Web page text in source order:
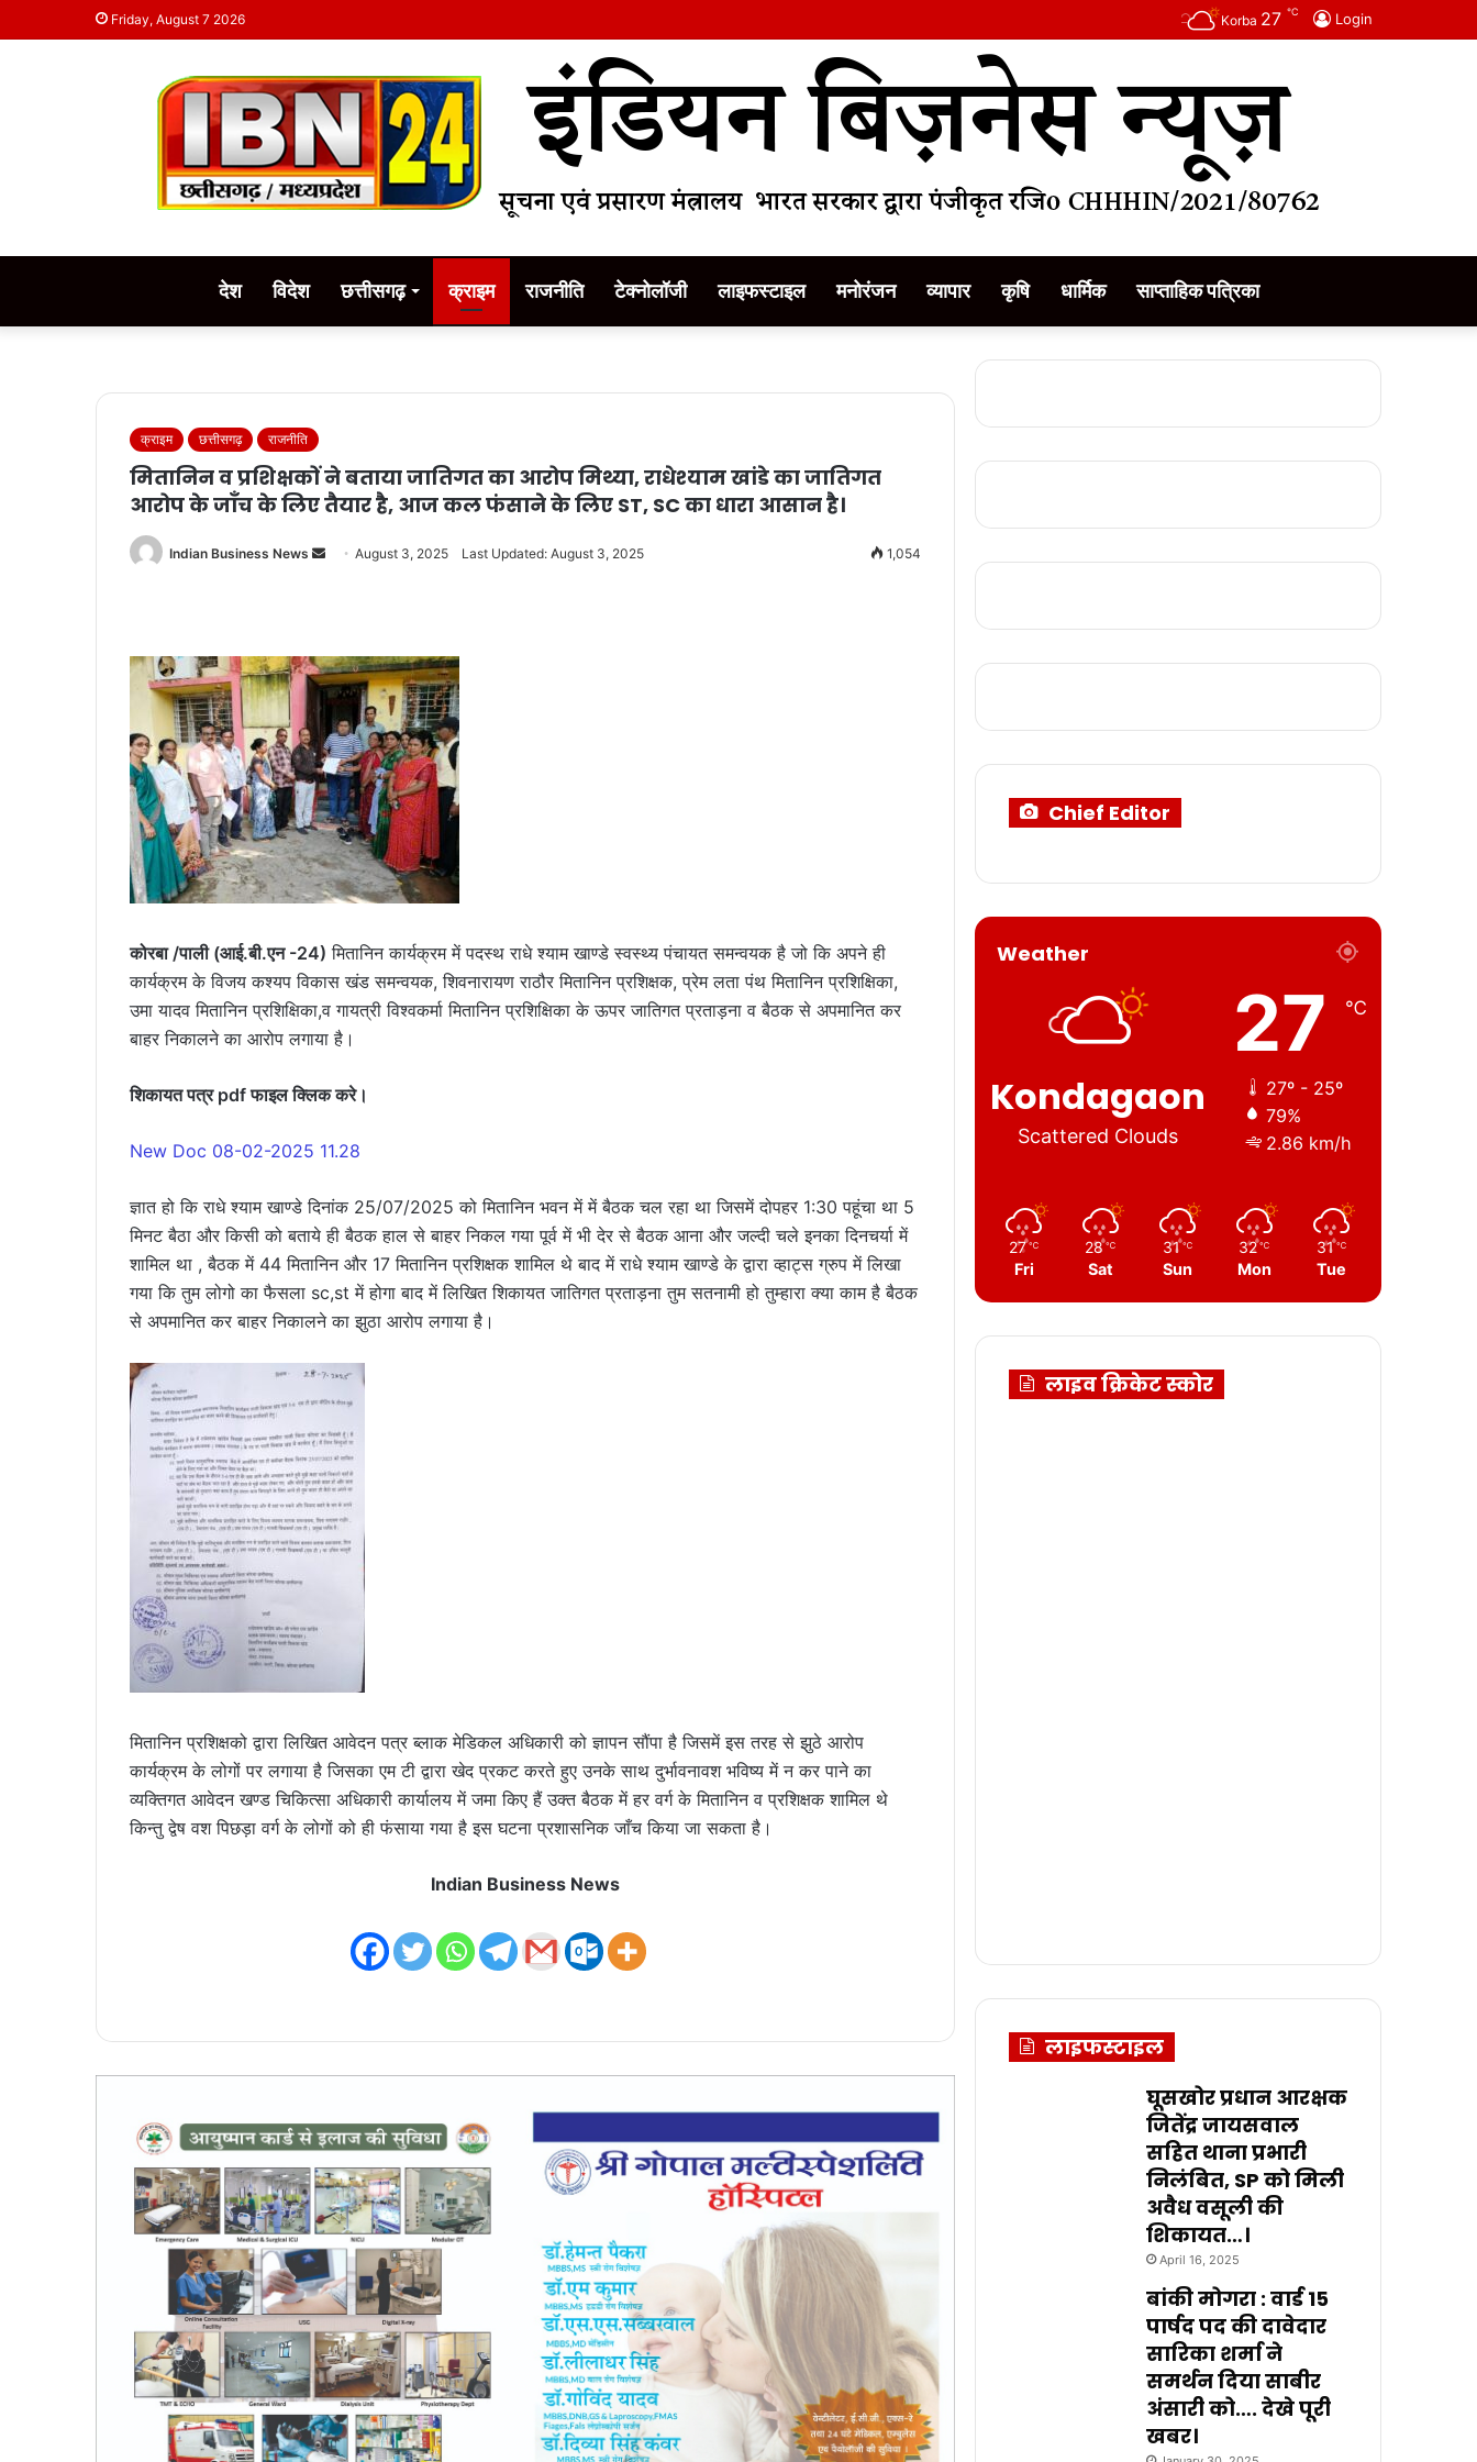
Friday, August 7 2026 Login
Korba 27 ℃
देश विदेश छत्तीसगढ़ क्राइम राजनीति टेक्नोलॉजी लाइफस्टाइल मनोरंजन व्यापार कृषि धार्मिक साप्ताहिक पत्रिका
क्राइम छत्तीसगढ़ राजनीति
मितानिन व प्रशिक्षकों ने बताया जातिगत का आरोप मिथ्या, राधेश्याम खांडे का जातिगत
आरोप के जाँच के लिए तैयार है, आज कल फंसाने के लिए ST, SC का धारा आसान है।
Indian Business News
SendAugust 3, 2025 Last Updated: August 3, 2025 1,054
कोरबा /पाली (आई.बी.एन -24) मितानिन कार्यक्रम में पदस्थ राधे श्याम खाण्डे स्वस्थ्य पंचायत समन्वयक है जो कि अपने ही
कार्यक्रम के विजय कश्यप विकास खंड समन्वयक, शिवनारायण राठौर मितानिन प्रशिक्षक, प्रेम लता पंथ मितानिन प्रशिक्षिका,
उमा यादव मितानिन प्रशिक्षिका,व गायत्री विश्वकर्मा मितानिन प्रशिक्षिका के ऊपर जातिगत प्रताड़ना व बैठक से अपमानित कर
बाहर निकालने का आरोप लगाया है।
शिकायत पत्र pdf फाइल क्लिक करे।
New Doc 08-02-2025 11.28
ज्ञात हो कि राधे श्याम खाण्डे दिनांक 25/07/2025 को मितानिन भवन में में बैठक चल रहा था जिसमें दोपहर 1:30 पहूंचा था 5
मिनट बैठा और किसी को बताये ही बैठक हाल से बाहर निकल गया पूर्व में भी देर से बैठक आना और जल्दी चले इनका दिनचर्या में
शामिल था , बैठक में 44 मितानिन और 17 मितानिन प्रशिक्षक शामिल थे बाद में राधे श्याम खाण्डे के द्वारा व्हाट्स ग्रुप में लिखा
गया कि तुम लोगो का फैसला sc,st में होगा बाद में लिखित शिकायत जातिगत प्रताड़ना तुम सतनामी हो तुम्हारा क्या काम है बैठक
से अपमानित कर बाहर निकालने का झुठा आरोप लगाया है।
मितानिन प्रशिक्षको द्वारा लिखित आवेदन पत्र ब्लाक मेडिकल अधिकारी को ज्ञापन सौंपा है जिसमें इस तरह से झुठे आरोप
कार्यक्रम के लोगों पर लगाया है जिसका एम टी द्वारा खेद प्रकट करते हुए उनके साथ दुर्भावनावश भविष्य में न कर पाने का
व्यक्तिगत आवेदन खण्ड चिकित्सा अधिकारी कार्यालय में जमा किए हैं उक्त बैठक में हर वर्ग के मितानिन व प्रशिक्षक शामिल थे
किन्तु द्वेष वश पिछड़ा वर्ग के लोगों को ही फंसाया गया है इस घटना प्रशासनिक जाँच किया जा सकता है।
Indian Business News
Chief Editor
Weather
Kondagaon
Scattered Clouds
27 ℃
27º - 25º
79%
2.86 km/h
27 ℃
Fri
28 ℃
Sat
31 ℃
Sun
32 ℃
Mon
31 ℃
Tue
लाइव क्रिकेट स्कोर
लाइफस्टाइल
घूसखोर प्रधान आरक्षक
जितेंद्र जायसवाल
सहित थाना प्रभारी
निलंबित, SP को मिली
अवैध वसूली की
शिकायत…।
April 16, 2025
बांकी मोगरा : वार्ड 15
पार्षद पद की दावेदार
सारिका शर्मा ने
समर्थन दिया साबीर
अंसारी को…. देखे पूरी
खबर।